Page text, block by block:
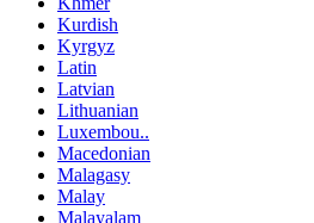
Kurdish
Kyrgyz
Latin
Latvian
Lithuanian
Luxembou..
Macedonian
Malagasy
Malay
Malayalam